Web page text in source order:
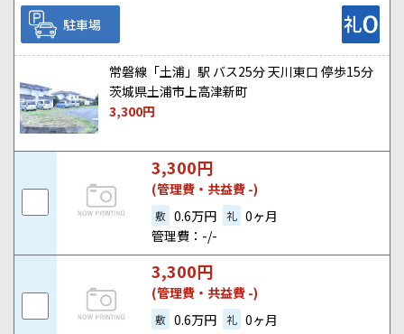
駐車場
常磐線「土浦」駅 バス25分 天川東口 停歩15分
茨城県土浦市上高津新町
3,300円
3,300円
(管理費・共益費 -)
敷 0.6万円 礼 0ヶ月
管理費：-/-
3,300円
(管理費・共益費 -)
敷 0.6万円 礼 0ヶ月